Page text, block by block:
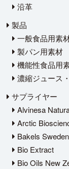
沿革
製品
一般食品用素
製パン用素材
機能性食品用
濃縮ジュース
サプライヤー
Alvinesa
Arctic
Bakels
Bio Extract
Bio Oils New